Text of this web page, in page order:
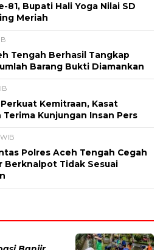
81, Bupati Hali Yoga Nilai SD
Meriah
Tengah Berhasil Tangkap
Barang Bukti Diamankan
Kemitraan, Kasat
Kunjungan Insan Pers
Polres Aceh Tengah Cegah
Berknalpot Tidak Sesuai